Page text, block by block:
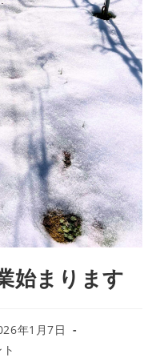
始まります
年1月7日